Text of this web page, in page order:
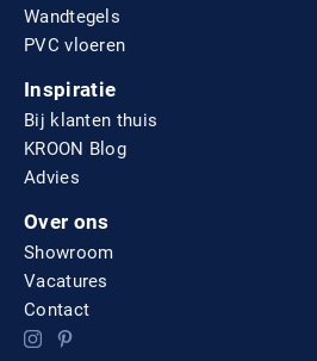
Wandtegels
PVC vloeren
Inspiratie
Bij klanten thuis
KROON Blog
Advies
Over ons
Showroom
Vacatures
Contact